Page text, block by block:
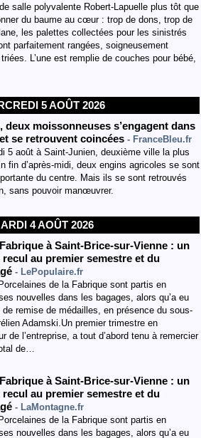
salle polyvalente Robert-Lapuelle plus tôt que
du baume au cœur : trop de dons, trop de
les palettes collectées pour les sinistrés
parfaitement rangées, soigneusement
L’une est remplie de couches pour bébé,
5 AOÛT 2026
deux moissonneuses s’engagent dans
se retrouvent coincées - FranceBleu.fr
5 août à Saint-Junien, deuxième ville la plus
fin d’après-midi, deux engins agricoles se sont
du centre. Mais ils se sont retrouvés
sans pouvoir manœuvrer.
4 AOÛT 2026
à Saint-Brice-sur-Vienne : un
au premier semestre et du
- LePopulaire.fr
de la Fabrique sont partis en
nouvelles dans les bagages, alors qu’a eu
remise de médailles, en présence du sous-
Adamski.Un premier trimestre en
de l’entreprise, a tout d’abord tenu à remercier
de…
à Saint-Brice-sur-Vienne : un
au premier semestre et du
- LaMontagne.fr
de la Fabrique sont partis en
nouvelles dans les bagages, alors qu’a eu